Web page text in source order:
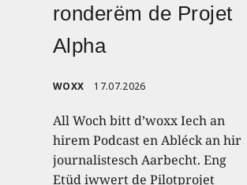
ronderëm de Projet
Alpha
WOXX 17.07.2026
All Woch bitt d’woxx Iech an
hirem Podcast en Abléck an hir
journalistesch Aarbecht. Eng
Etüd iwwert de Pilotprojet